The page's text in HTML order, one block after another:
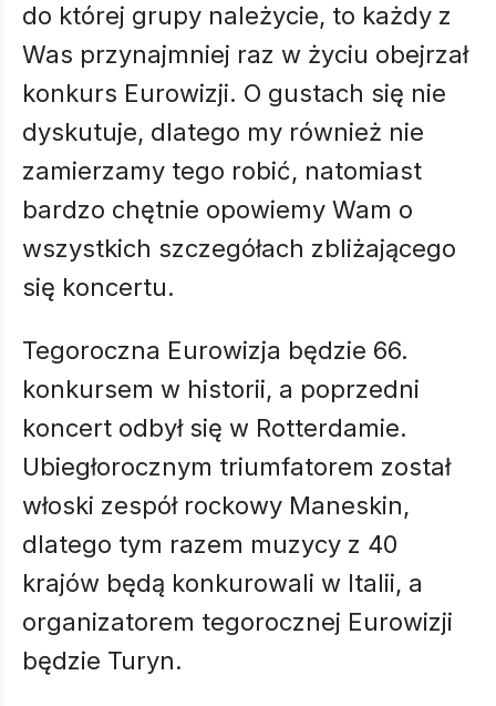
do której grupy należycie, to każdy z
Was przynajmniej raz w życiu obejrzał
konkurs Eurowizji. O gustach się nie
dyskutuje, dlatego my również nie
zamierzamy tego robić, natomiast
bardzo chętnie opowiemy Wam o
wszystkich szczegółach zbliżającego
się koncertu.
Tegoroczna Eurowizja będzie 66.
konkursem w historii, a poprzedni
koncert odbył się w Rotterdamie.
Ubiegłorocznym triumfatorem został
włoski zespół rockowy Maneskin,
dlatego tym razem muzycy z 40
krajów będą konkurowali w Italii, a
organizatorem tegorocznej Eurowizji
będzie Turyn.